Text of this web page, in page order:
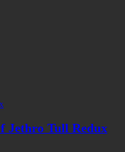
Jethro Tull Redux